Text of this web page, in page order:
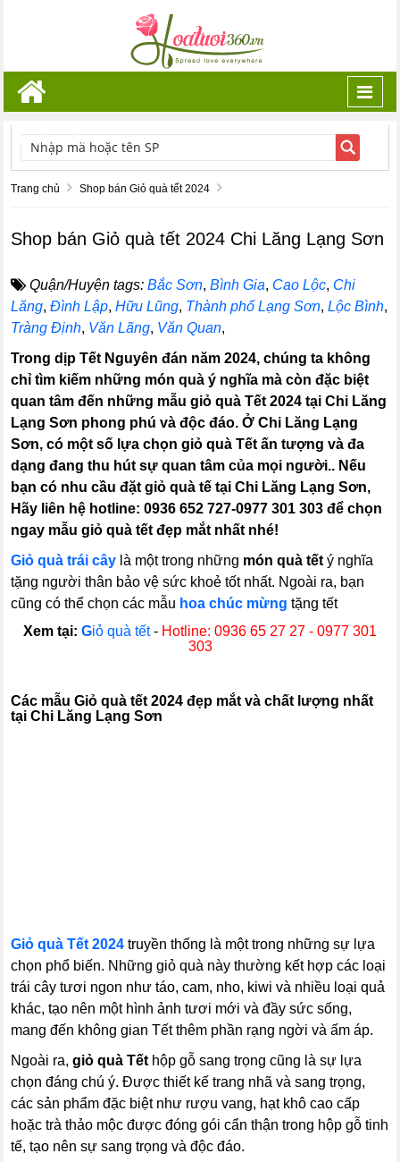
TÌM KIẾM
Trang chủ Shop bán Giỏ quà tết 2024
Shop bán Giỏ quà tết 2024 Chi Lăng Lạng Sơn
Quận/Huyện tags: Bắc Sơn,Bình Gia, Cao Lộc, Chi
Lăng,Đình Lập,Hữu Lũng, Thành phố Lạng Sơn,Lộc Bình,
Tràng Định, Văn Lãng, Văn Quan,
Trong dịp Tết Nguyên đán năm 2024, chúng ta không
chỉ tìm kiếm những món quà ý nghĩa mà còn đặc biệt
quan tâm đến những mẫu giỏ quà Tết 2024 tại Chi Lăng
Lạng Sơn phong phú và độc đáo. Ở Chi Lăng Lạng
Sơn, có một số lựa chọn giỏ quà Tết ấn tượng và đa
dạng đang thu hút sự quan tâm của mọi người.. Nếu
bạn có nhu cầu đặt giỏ quà tế tại Chi Lăng Lạng Sơn,
Hãy liên hệ hotline: 0936 652 727-0977 301 303 để chọn
ngay mẫu giỏ quà tết đẹp mắt nhất nhé!
Giỏ quà trái cây là một trong những món quà tếtý nghĩa
tặng người thân bảo vệ sức khoẻ tốt nhất. Ngoài ra, bạn
cũng có thể chọn các mẫu hoa chúc mừng tặng tết
Xem tại: Giỏ quà tết- Hotline: 0936 65 27 27 - 0977 301
303
Các mẫu Giỏ quà tết 2024 đẹp mắt và chất lượng nhất
tại Chi Lăng Lạng Sơn
Giỏ quà Tết 2024 truyền thống là một trong những sự lựa
chọn phổ biến. Những giỏ quà này thường kết hợp các loại
trái cây tươi ngon như táo, cam, nho, kiwi và nhiều loại quả
khác, tạo nên một hình ảnh tươi mới và đầy sức sống,
mang đến không gian Tết thêm phần rạng ngời và ấm áp.
Ngoài ra,giỏ quà Tết hộp gỗ sang trọng cũng là sự lựa
chọn đáng chú ý. Được thiết kế trang nhã và sang trọng,
các sản phẩm đặc biệt như rượu vang, hạt khô cao cấp
hoặc trà thảo mộc được đóng gói cẩn thận trong hộp gỗ tinh
tế, tạo nên sự sang trọng và độc đáo.